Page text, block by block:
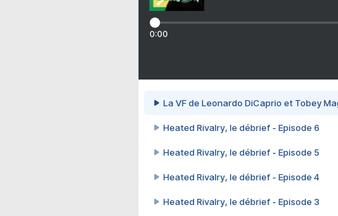
0:00
La VF de Leonardo DiCaprio et Tobey
Heated Rivalry, le débrief - Episode 6
Heated Rivalry, le débrief - Episode 5
Heated Rivalry, le débrief - Episode 4
Heated Rivalry, le débrief - Episode 3